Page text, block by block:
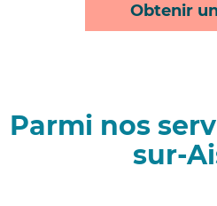
Obtenir
Parmi nos
sur-